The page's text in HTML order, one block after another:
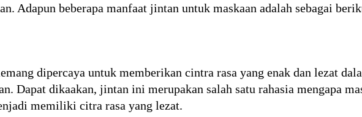
Adapun beberapa manfaat jintan untuk maskaan adalah sebagai
dipercaya untuk memberikan cintra rasa yang enak dan lezat
Dapat dikaakan, jintan ini merupakan salah satu rahasia mengapa
memiliki citra rasa yang lezat.